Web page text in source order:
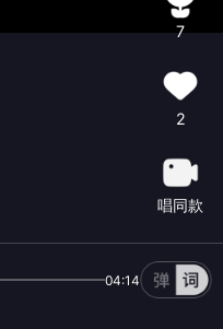
7
2
唱同款
04:14